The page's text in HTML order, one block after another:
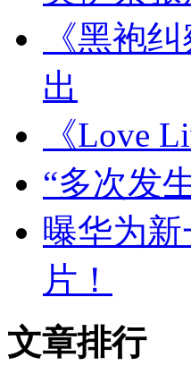
《黑袍
出
《Love
“多次发
曝华为新
片！
文章排行